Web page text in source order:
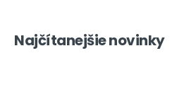
Najčítanejšie novinky